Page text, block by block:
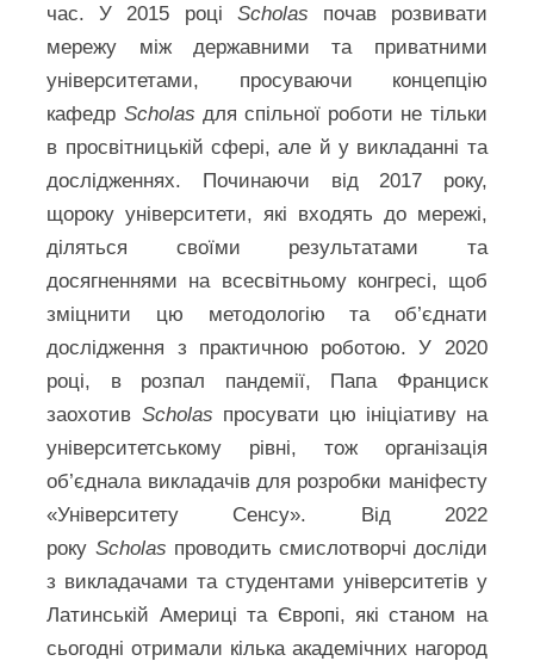
час. У 2015 році Scholas почав розвивати
мережу між державними та приватними
університетами, просуваючи концепцію
кафедр Scholas для спільної роботи не тільки
в просвітницькій сфері, але й у викладанні та
дослідженнях. Починаючи від 2017 року,
щороку університети, які входять до мережі,
діляться своїми результатами та
досягненнями на всесвітньому конгресі, щоб
зміцнити цю методологію та об’єднати
дослідження з практичною роботою. У 2020
році, в розпал пандемії, Папа Франциск
заохотив Scholas просувати цю ініціативу на
університетському рівні, тож організація
об’єднала викладачів для розробки маніфесту
«Університету Сенсу». Від 2022
року Scholas проводить смислотворчі досліди
з викладачами та студентами університетів у
Латинській Америці та Європі, які станом на
сьогодні отримали кілька академічних нагород